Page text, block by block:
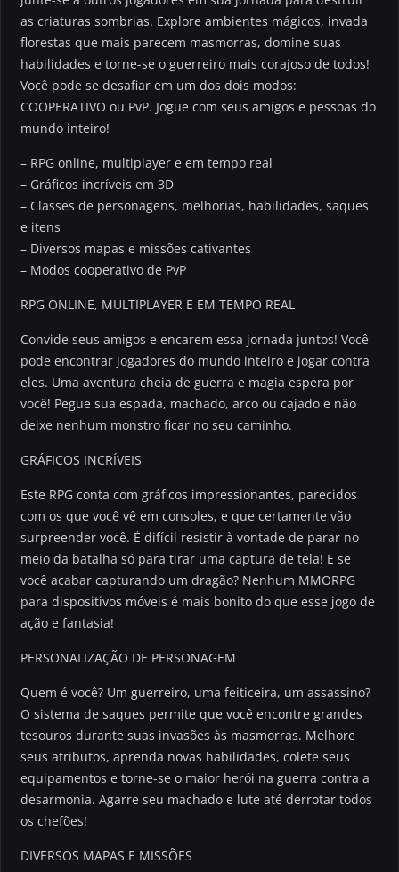
as criaturas sombrias. Explore ambientes mágicos, invada
florestas que mais parecem masmorras, domine suas
habilidades e torne-se o guerreiro mais corajoso de todos!
Você pode se desafiar em um dos dois modos:
COOPERATIVO ou PvP. Jogue com seus amigos e pessoas do
mundo inteiro!
– RPG online, multiplayer e em tempo real
– Gráficos incríveis em 3D
– Classes de personagens, melhorias, habilidades, saques
e itens
– Diversos mapas e missões cativantes
– Modos cooperativo de PvP
RPG ONLINE, MULTIPLAYER E EM TEMPO REAL
Convide seus amigos e encarem essa jornada juntos! Você
pode encontrar jogadores do mundo inteiro e jogar contra
eles. Uma aventura cheia de guerra e magia espera por
você! Pegue sua espada, machado, arco ou cajado e não
deixe nenhum monstro ficar no seu caminho.
GRÁFICOS INCRÍVEIS
Este RPG conta com gráficos impressionantes, parecidos
com os que você vê em consoles, e que certamente vão
surpreender você. É difícil resistir à vontade de parar no
meio da batalha só para tirar uma captura de tela! E se
você acabar capturando um dragão? Nenhum MMORPG
para dispositivos móveis é mais bonito do que esse jogo de
ação e fantasia!
PERSONALIZAÇÃO DE PERSONAGEM
Quem é você? Um guerreiro, uma feiticeira, um assassino?
O sistema de saques permite que você encontre grandes
tesouros durante suas invasões às masmorras. Melhore
seus atributos, aprenda novas habilidades, colete seus
equipamentos e torne-se o maior herói na guerra contra a
desarmonia. Agarre seu machado e lute até derrotar todos
os chefões!
DIVERSOS MAPAS E MISSÕES